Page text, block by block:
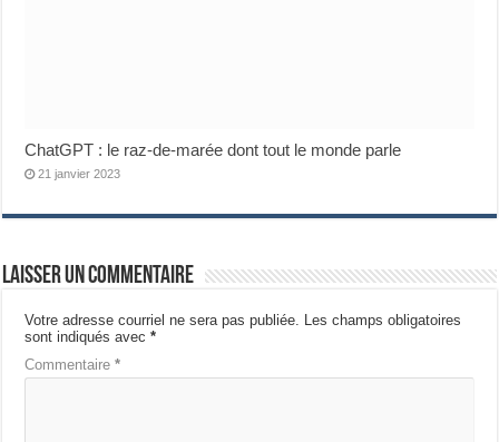
ChatGPT : le raz-de-marée dont tout le monde parle
21 janvier 2023
Laisser un commentaire
Votre adresse courriel ne sera pas publiée. Les champs obligatoires
sont indiqués avec*
Commentaire*